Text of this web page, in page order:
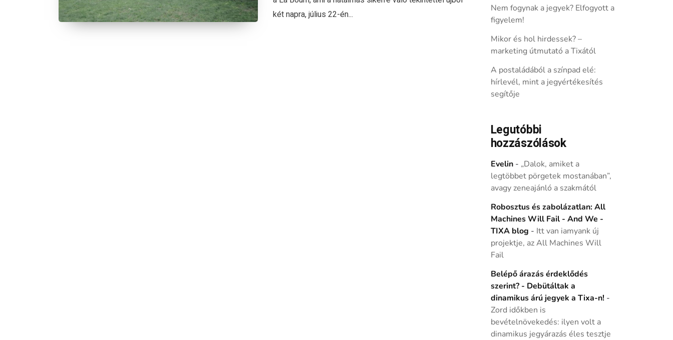
két napra, július 22-én...
Nem fogynak a jegyek? Elfogyott a
figyelem!
Mikor és hol hirdessek? –
marketing útmutató a Tixától
A postaládából a színpad elé:
hírlevél, mint a jegyértékesítés
segítője
Legutóbbi
hozzászólások
Evelin- „Dalok, amiket a
legtöbbet pörgetek mostanában”,
avagy zeneajánló a szakmától
Robosztus és zabolázatlan: All
Machines Will Fail - And We -
TIXA blog - Itt van iamyank új
projektje, az All Machines Will
Fail
Belépő árazás érdeklődés
szerint? - Debütáltak a
dinamikus árú jegyek a Tixa-n! -
Zord időkben is
bevételnövekedés: ilyen volt a
dinamikus jegyárazás éles tesztje